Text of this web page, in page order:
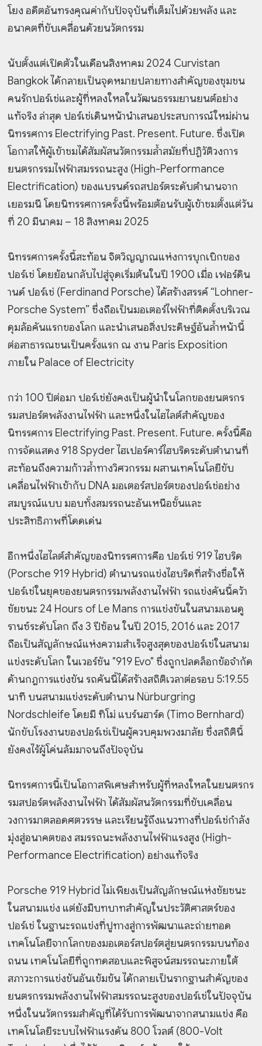
โยง อดีตอันทรงคุณค่ากับปัจจุบันที่เต็มไปด้วยพลัง และ
อนาคตที่ขับเคลื่อนด้วยนวัตกรรม
นับตั้งแต่เปิดตัวในเดือนสิงหาคม 2024 Curvistan
Bangkok ได้กลายเป็นจุดหมายปลายทางสำคัญของชุมชน
คนรักปอร์เช่และผู้ที่หลงใหลในวัฒนธรรมยานยนต์อย่าง
แท้จริง ล่าสุด ปอร์เช่เดินหน้านำเสนอประสบการณ์ใหม่ผ่าน
นิทรรศการ Electrifying Past. Present. Future. ซึ่งเปิด
โอกาสให้ผู้เข้าชมได้สัมผัสนวัตกรรมล้ำสมัยที่ปฏิวัติวงการ
ยนตรกรรมไฟฟ้าสมรรถนะสูง (High-Performance
Electrification) ของแบรนด์รถสปอร์ตระดับตำนานจาก
เยอรมนี โดยนิทรรศการครั้งนี้พร้อมต้อนรับผู้เข้าชมตั้งแต่วัน
ที่ 20 มีนาคม – 18 สิงหาคม 2025
นิทรรศการครั้งนี้สะท้อน จิตวิญญาณแห่งการบุกเบิกของ
ปอร์เช่ โดยย้อนกลับไปสู่จุดเริ่มต้นในปี 1900 เมื่อ เฟอร์ดิน
านด์ ปอร์เช่ (Ferdinand Porsche) ได้สร้างสรรค์ “Lohner-
Porsche System” ซึ่งถือเป็นมอเตอร์ไฟฟ้าที่ติดตั้งบริเวณ
ดุมล้อคันแรกของโลก และนำเสนอสิ่งประดิษฐ์อันล้ำหน้านี้
ต่อสาธารณชนเป็นครั้งแรก ณ งาน Paris Exposition
ภายใน Palace of Electricity
กว่า 100 ปีต่อมา ปอร์เช่ยังคงเป็นผู้นำในโลกของยนตรกร
รมสปอร์ตพลังงานไฟฟ้า และหนึ่งในไฮไลต์สำคัญของ
นิทรรศการ Electrifying Past. Present. Future. ครั้งนี้คือ
การจัดแสดง 918 Spyder ไฮเปอร์คาร์ไฮบริดระดับตำนานที่
สะท้อนถึงความก้าวล้ำทางวิศวกรรม ผสานเทคโนโลยีขับ
เคลื่อนไฟฟ้าเข้ากับ DNA มอเตอร์สปอร์ตของปอร์เช่อย่าง
สมบูรณ์แบบ มอบทั้งสมรรถนะอันเหนือชั้นและ
ประสิทธิภาพที่โดดเด่น
อีกหนึ่งไฮไลต์สำคัญของนิทรรศการคือ ปอร์เช่ 919 ไฮบริด
(Porsche 919 Hybrid) ตำนานรถแข่งไฮบริดที่สร้างชื่อให้
ปอร์เช่ในยุคของยนตรกรรมพลังงานไฟฟ้า รถแข่งคันนี้คว้า
ชัยชนะ 24 Hours of Le Mans การแข่งขันในสนามเอนดู
รานซ์ระดับโลก ถึง 3 ปีซ้อน ในปี 2015, 2016 และ 2017
ถือเป็นสัญลักษณ์แห่งความสำเร็จสูงสุดของปอร์เช่ในสนาม
แข่งระดับโลก ในเวอร์ชัน "919 Evo" ซึ่งถูกปลดล็อกข้อจำกัด
ด้านกฎการแข่งขัน รถคันนี้ได้สร้างสถิติเวลาต่อรอบ 5:19.55
นาที บนสนามแข่งระดับตำนาน Nürburgring
Nordschleife โดยมี ทิโม่ แบร์นฮาร์ด (Timo Bernhard)
นักขับโรงงานของปอร์เช่เป็นผู้ควบคุมพวงมาลัย ซึ่งสถิตินี้
ยังคงไร้ผู้โค่นล้มมาจนถึงปัจจุบัน
นิทรรศการนี้เป็นโอกาสพิเศษสำหรับผู้ที่หลงใหลในยนตรกร
รมสปอร์ตพลังงานไฟฟ้า ได้สัมผัสนวัตกรรมที่ขับเคลื่อน
วงการมาตลอดศตวรรษ และเรียนรู้ถึงแนวทางที่ปอร์เช่กำลัง
มุ่งสู่อนาคตของ สมรรถนะพลังงานไฟฟ้าแรงสูง (High-
Performance Electrification) อย่างแท้จริง
Porsche 919 Hybrid ไม่เพียงเป็นสัญลักษณ์แห่งชัยชนะ
ในสนามแข่ง แต่ยังมีบทบาทสำคัญในประวัติศาสตร์ของ
ปอร์เช่ ในฐานะรถแข่งที่ปูทางสู่การพัฒนาและถ่ายทอด
เทคโนโลยีจากโลกของมอเตอร์สปอร์ตสู่ยนตรกรรมบนท้อง
ถนน เทคโนโลยีที่ถูกทดสอบและพิสูจน์สมรรถนะภายใต้
สภาวะการแข่งขันอันเข้มข้น ได้กลายเป็นรากฐานสำคัญของ
ยนตรกรรมพลังงานไฟฟ้าสมรรถนะสูงของปอร์เช่ในปัจจุบัน
หนึ่งในนวัตกรรมสำคัญที่ได้รับการพัฒนาจากสนามแข่ง คือ
เทคโนโลยีระบบไฟฟ้าแรงดัน 800 โวลต์ (800-Volt